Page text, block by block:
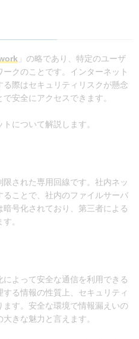
」の略であり、特定のユーザ
クのことです。インターネット
際はセキュリティリスクが懸念
安全にアクセスできます。
について解説します。
された専用回線です。社内ネッ
ることで、社内のファイルサーバ
号化されており、第三者による
。
よって安全な通信を利用できる
る情報の性質上、セキュリティ
す。安全な環境で情報漏えいの
きな魅力と言えます。